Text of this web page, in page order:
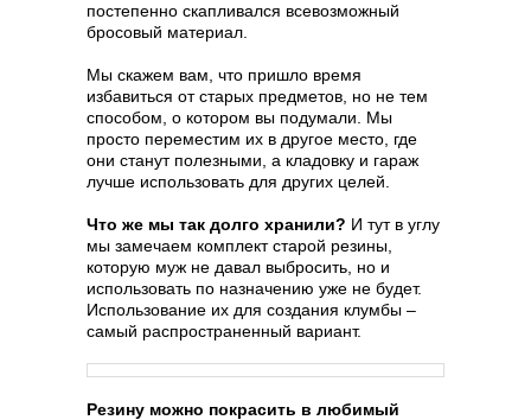
постепенно скапливался всевозможный
бросовый материал.
Мы скажем вам, что пришло время
избавиться от старых предметов, но не тем
способом, о котором вы подумали. Мы
просто переместим их в другое место, где
они станут полезными, а кладовку и гараж
лучше использовать для других целей.
Что же мы так долго хранили? И тут в углу
мы замечаем комплект старой резины,
которую муж не давал выбросить, но и
использовать по назначению уже не будет.
Использование их для создания клумбы –
самый распространенный вариант.
Резину можно покрасить в любимый